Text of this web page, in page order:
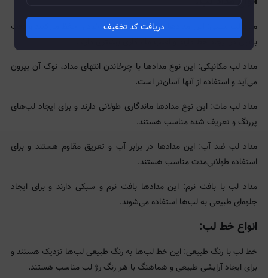
مداد لب سنتی: این مدادها با تراشیدن نوک تیز خود را حفظ می‌کنند و دقت
بالایی در ایجاد خط دارند و اغلب ماندگاری بیشتری دارند.
مداد لب مکانیکی: این نوع مدادها با چرخاندن انتهای مداد، نوک آن بیرون
می‌آید و استفاده از آنها آسان‌تر است.
مداد لب مات: این نوع مدادها ماندگاری طولانی دارند و برای ایجاد لب‌های
پررنگ و تعریف شده مناسب هستند.
مداد لب ضد آب: این مدادها در برابر آب و تعریق مقاوم هستند و برای
استفاده طولانی‌مدت مناسب هستند.
مداد لب با بافت نرم: این مدادها بافت نرم و سبکی دارند و برای ایجاد
جلوه‌ای طبیعی به لب‌ها استفاده می‌شوند.
انواع خط لب:
خط لب با رنگ طبیعی: این خط لب‌ها به رنگ طبیعی لب‌ها نزدیک هستند و
برای ایجاد آرایشی طبیعی و هماهنگ با هر رنگ رژ لب مناسب هستند.
دریافت کد تخفیف